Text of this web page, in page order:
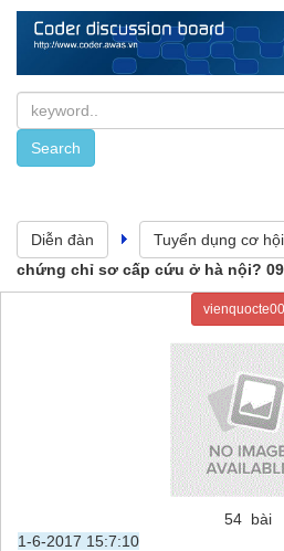
Diễn đàn Tuyển dụng cơ
chứng chỉ sơ cấp cứu ở hà nội?
54 bài
1-6-2017 15:7:10